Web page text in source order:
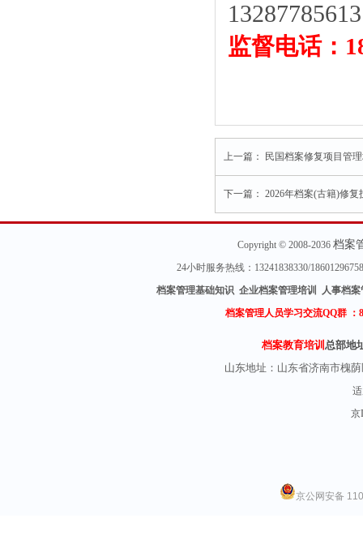
监督电话：
上一篇： 民国档案修复项目管
下一篇： 2026年档案(古籍)修
Copyright © 2008-2036 档案
24小时服务热线：13241838330/
档案管理基础知识 企业档案管理培训 人事档
档案管理人员学习交流QQ群 ：
档案教育培训总部地
山东地址： 山东省济南市槐
京
京公网安备